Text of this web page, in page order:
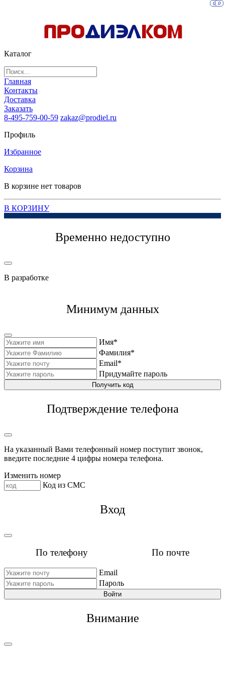
Каталог
Главная
Контакты
Доставка
Заказать
8-495-759-00-59 zakaz@prodiel.ru
Профиль
Избранное
0
Корзина
0
В корзине нет товаров
В КОРЗИНУ
Временно недоступно
В разработке
Минимум данных
Имя*
Фамилия*
Email*
Придумайте пароль
Получить код
Подтверждение телефона
На указанный Вами телефонный номер поступит звонок,
введите последние 4 цифры номера телефона.
Изменить номер
Код из СМС
Вход
По телефону По почте
Email
Пароль
Войти
Внимание